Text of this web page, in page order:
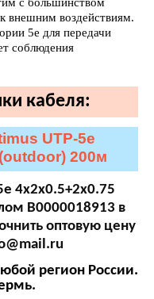
внешним воздействиям.
5е для передачи
соблюдения
кабеля:
UTP-5e
200м
4x2x0.5+2x0.75
В0000018913 в
оптовую цену
регион России.